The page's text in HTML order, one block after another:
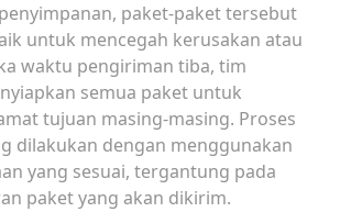
paket-paket tersebut
untuk mencegah kerusakan atau
waktu pengiriman tiba, tim
semua paket untuk
tujuan masing-masing. Proses
dilakukan dengan menggunakan
yang sesuai, tergantung pada
paket yang akan dikirim.